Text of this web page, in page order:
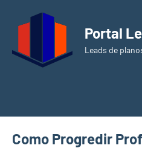
conteúdo
Portal
Leads de
Como Progredir